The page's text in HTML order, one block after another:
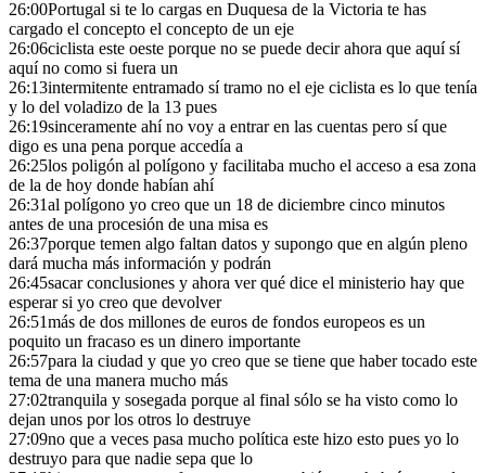
26:00Portugal si te lo cargas en Duquesa de la Victoria te has
cargado el concepto el concepto de un eje
26:06ciclista este oeste porque no se puede decir ahora que aquí sí
aquí no como si fuera un
26:13intermitente entramado sí tramo no el eje ciclista es lo que tenía
y lo del voladizo de la 13 pues
26:19sinceramente ahí no voy a entrar en las cuentas pero sí que
digo es una pena porque accedía a
26:25los poligón al polígono y facilitaba mucho el acceso a esa zona
de la de hoy donde habían ahí
26:31al polígono yo creo que un 18 de diciembre cinco minutos
antes de una procesión de una misa es
26:37porque temen algo faltan datos y supongo que en algún pleno
dará mucha más información y podrán
26:45sacar conclusiones y ahora ver qué dice el ministerio hay que
esperar si yo creo que devolver
26:51más de dos millones de euros de fondos europeos es un
poquito un fracaso es un dinero importante
26:57para la ciudad y que yo creo que se tiene que haber tocado este
tema de una manera mucho más
27:02tranquila y sosegada porque al final sólo se ha visto como lo
dejan unos por los otros lo destruye
27:09no que a veces pasa mucho política este hizo esto pues yo lo
destruyo para que nadie sepa que lo